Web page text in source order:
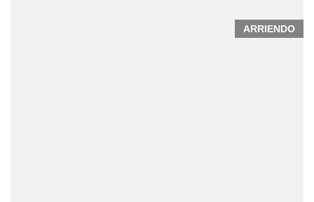
ARRIENDO